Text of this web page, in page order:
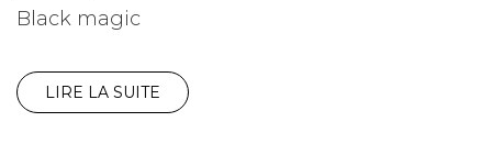
Black magic
LIRE LA SUITE